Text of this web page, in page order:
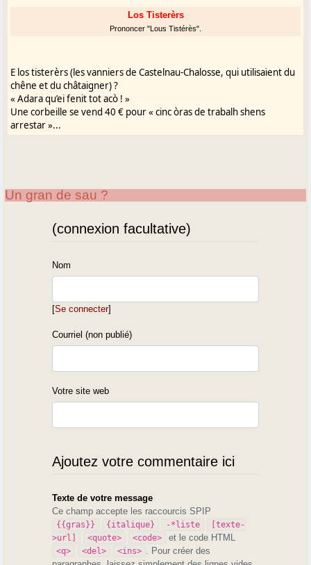
Los Tisterèrs
Prononcer "Lous Tistérès".
E los tisterèrs (les vanniers de Castelnau-Chalosse, qui utilisaient du
chêne et du châtaigner) ?
« Adara qu’ei fenit tot acò ! »
Une corbeille se vend 40 € pour « cinc òras de trabalh shens
arrestar »...
Un gran de sau ?
(connexion facultative)
Nom
[Se connecter]
Courriel (non publié)
Votre site web
Ajoutez votre commentaire ici
Texte de votre message
Ce champ accepte les raccourcis SPIP
{{gras}} {italique} -*liste
[texte-
>url]
<quote> <code> et le code HTML
<q> <del> <ins>
. Pour créer des